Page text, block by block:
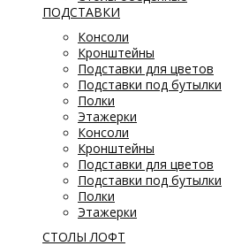
ПОДСТАВКИ
Консоли
Кронштейны
Подставки для цветов
Подставки под бутылки
Полки
Этажерки
Консоли
Кронштейны
Подставки для цветов
Подставки под бутылки
Полки
Этажерки
СТОЛЫ ЛОФТ